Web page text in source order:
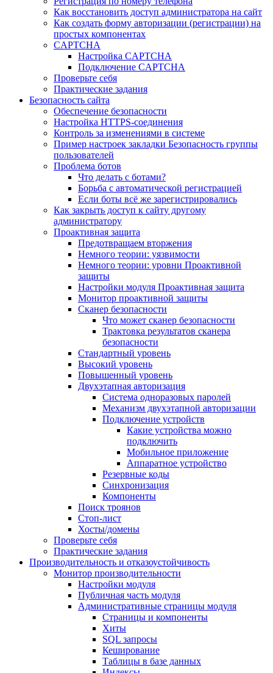
Как восстановить доступ администратора на сайт
Как создать форму авторизации (регистрации) на
простых компонентах
CAPTCHA
Настройка CAPTCHA
Подключение CAPTCHA
Проверьте себя
Практические задания
Безопасность сайта
Обеспечение безопасности
Настройка HTTPS-соединения
Контроль за изменениями в системе
Пример настроек закладки Безопасность группы
пользователей
Проблема ботов
Что делать с ботами?
Борьба с автоматической регистрацией
Если боты всё же зарегистрировались
Как закрыть доступ к сайту другому
администратору
Проактивная защита
Предотвращаем вторжения
Немного теории: уязвимости
Немного теории: уровни Проактивной
защиты
Настройки модуля Проактивная защита
Монитор проактивной защиты
Сканер безопасности
Что может сканер безопасности
Трактовка результатов сканера
безопасности
Стандартный уровень
Высокий уровень
Повышенный уровень
Двухэтапная авторизация
Система одноразовых паролей
Механизм двухэтапной авторизации
Подключение устройств
Какие устройства можно
подключить
Мобильное приложение
Аппаратное устройство
Резервные коды
Синхронизация
Компоненты
Поиск троянов
Стоп-лист
Хосты/домены
Проверьте себя
Практические задания
Производительность и отказоустойчивость
Монитор производительности
Настройки модуля
Публичная часть модуля
Административные страницы модуля
Страницы и компоненты
Хиты
SQL запросы
Кеширование
Таблицы в базе данных